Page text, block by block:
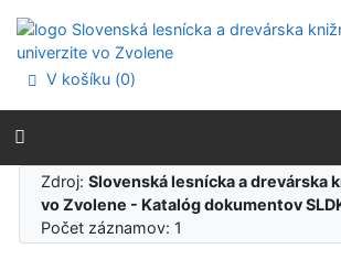
Prejsť na menu
Prehlásenie o webovej prístupnosti
V košíku (0)
Zdroj:Slovenská lesnícka a drevárska
vo Zvolene - Katalóg dokumentov
Počet záznamov: 1